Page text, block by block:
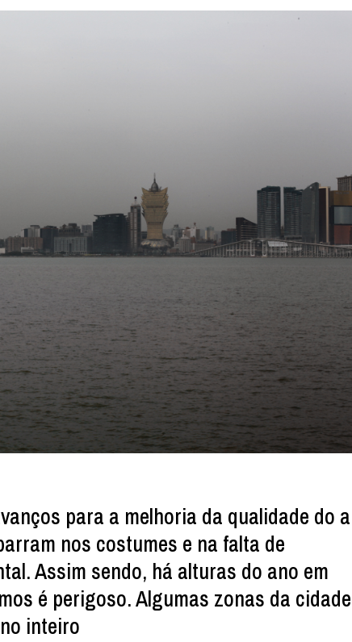
para a melhoria da qualidade do
nos costumes e na falta de
Assim sendo, há alturas do ano em
é perigoso. Algumas zonas da cidade
inteiro